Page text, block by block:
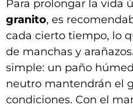
Para prolongar la vida
granito, es
cada cierto tiempo, lo
de manchas y
simple: un paño
neutro mantendrán el
condiciones. Con el